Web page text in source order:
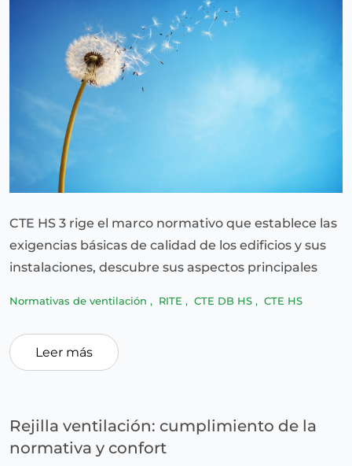
CTE HS 3 rige el marco normativo que establece las
exigencias básicas de calidad de los edificios y sus
instalaciones, descubre sus aspectos principales
Normativas de ventilación , RITE , CTE DB HS , CTE HS
Leer más
Rejilla ventilación: cumplimiento de la
normativa y confort